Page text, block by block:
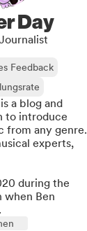
Day
Feedback
a blog and
to introduce
from any genre.
experts,
during the
when Ben